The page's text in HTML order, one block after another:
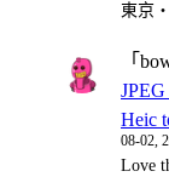
東京
「
Heic
08-02,
Love